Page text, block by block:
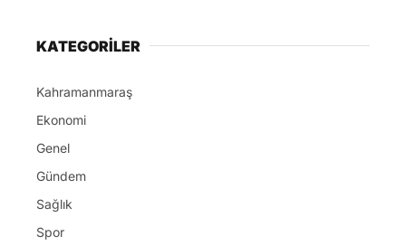
KATEGORİLER
Kahramanmaraş
Ekonomi
Genel
Gündem
Sağlık
Spor